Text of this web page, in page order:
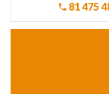
81 475